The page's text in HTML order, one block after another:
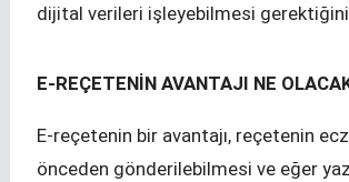
dijital verileri işleyebilmesi
E-REÇETENİN AVANTAJI NE
E-reçetenin bir avantajı, reçetenin
önceden gönderilebilmesi ve eğer